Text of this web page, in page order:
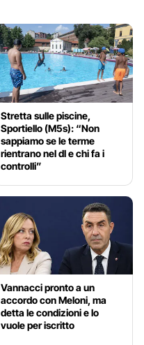
Stretta sulle piscine,
Sportiello (M5s): “Non
sappiamo se le terme
rientrano nel dl e chi fa i
controlli”
Vannacci pronto a un
accordo con Meloni, ma
detta le condizioni e lo
vuole per iscritto